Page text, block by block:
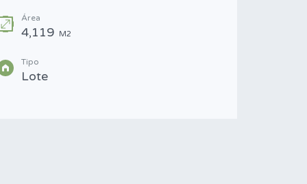
Área
4,119 M2
Tipo
Lote